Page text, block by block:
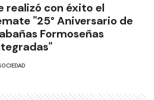
realizó con éxito el
"25° Aniversario de
Formoseñas